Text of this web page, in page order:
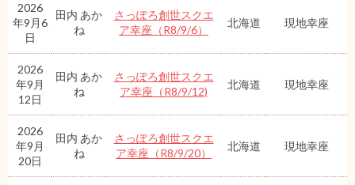
2026
年9月6
日
田内 あか
ね
さっぽろ創世スクエ
ア幸座（R8/9/6）
北海道 現地幸座
2026
年9月
12日
田内 あか
ね
さっぽろ創世スクエ
ア幸座（R8/9/12)
北海道 現地幸座
2026
年9月
20日
田内 あか
ね
さっぽろ創世スクエ
ア幸座（R8/9/20）
北海道 現地幸座